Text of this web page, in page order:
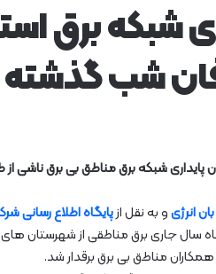
شبکه برق
شب گذشته
پایداری شبکه برق مناطق بی برق
انرژیو به نقل ازپایگاه اطلاع رسانی
۲ دی ماه سال جاری برق مناطقی از
مناطق بی برق برقدار شد.